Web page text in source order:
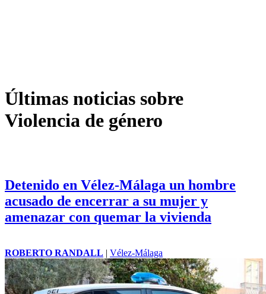
Últimas noticias sobre
Violencia de género
Detenido en Vélez-Málaga un hombre
acusado de encerrar a su mujer y
amenazar con quemar la vivienda
ROBERTO RANDALL | Vélez-Málaga